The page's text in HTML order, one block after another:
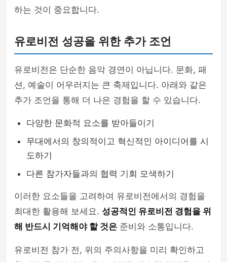
하는 것이 중요합니다.
유로비전 성공을 위한 추가 조언
유로비전은 단순한 음악 경연이 아닙니다. 문화, 패
션, 예술이 어우러지는 큰 축제입니다. 아래와 같은
추가 조언을 통해 더 나은 경험을 할 수 있습니다.
다양한 문화적 요소를 받아들이기
무대에서의 창의적이고 혁신적인 아이디어를 시
도하기
다른 참가자들과의 협력 기회 모색하기
이러한 요소들을 고려하여 유로비전에서의 경험을
최대한 활용해 보세요. 성공적인 유로비전 경험을 위
해 반드시 기억해야 할 것은 준비와 소통입니다.
유로비전 참가 전, 위의 주의사항을 미리 확인하고